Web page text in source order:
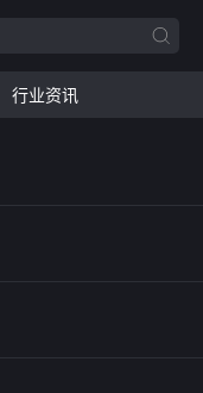
行业资讯